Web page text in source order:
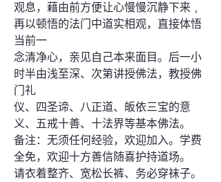
观息，藉由前方便让​​心慢慢沉静下来﹐
再以顿悟的法门中道实相观，直接体悟
当前一
念清净心，亲见自己本来面目。后一小
时半由浅至深、次第讲授佛法，教授佛
门礼
仪、四圣谛、八正道、皈依三宝的意
义、五戒十善、十法界等基本佛法。
备注：无须任何经验，欢迎加入。学费
全免，欢迎十方善信随喜护持道场。
请衣着整齐、宽松长裤、务必穿袜子。